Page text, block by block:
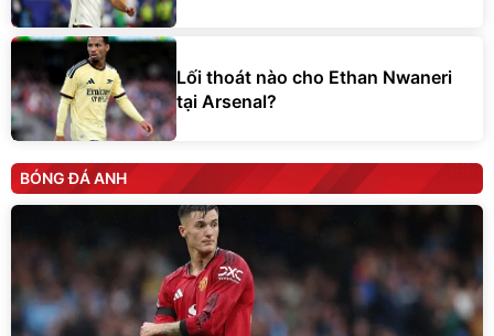
Lối thoát nào cho Ethan Nwaneri
tại Arsenal?
BÓNG ĐÁ ANH